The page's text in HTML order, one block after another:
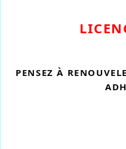
PENSEZ À